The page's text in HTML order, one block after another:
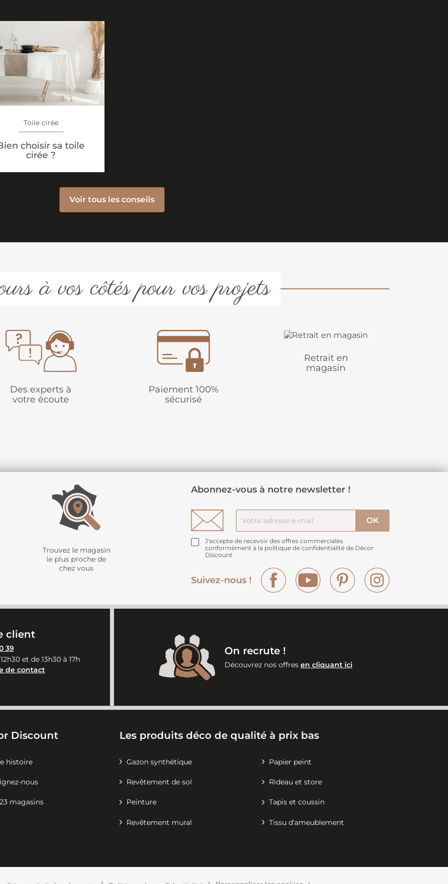
Toile cirée
choisir sa toile
cirée ?
Voir tous les conseils
à vos côtés pour vos projets
Des experts à
votre écoute
Paiement 100%
sécurisé
Retrait en
magasin
Trouvez le magasin
le plus proche de
chez vous
Abonnez-vous à notre newsletter !
J'accepte de recevoir des offres commerciales
conformément à la politique de confidentialité de Décor
Discount
Suivez-nous !
Facebook YouTube Pinterest
client
39
et de 13h30 à 17h
de contact
On recrute !
Découvrez nos offres en cliquant ici
Discount
histoire
nous
magasins
Les produits déco de qualité à prix bas
Gazon synthétique Papier peint
Revêtement de sol Rideau et store
Peinture Tapis et coussin
Revêtement mural Tissu d'ameublement